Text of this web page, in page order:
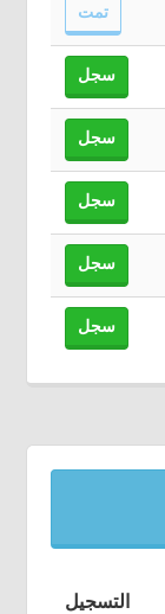
تمت
سجل
سجل
سجل
سجل
سجل
التسجيل